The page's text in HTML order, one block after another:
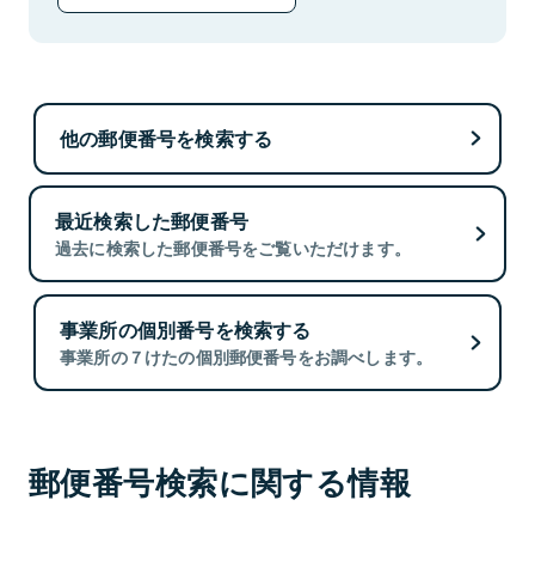
他の郵便番号を検索する
最近検索した郵便番号
過去に検索した郵便番号をご覧いただけます。
事業所の個別番号を検索する
事業所の７けたの個別郵便番号をお調べします。
郵便番号検索に関する情報